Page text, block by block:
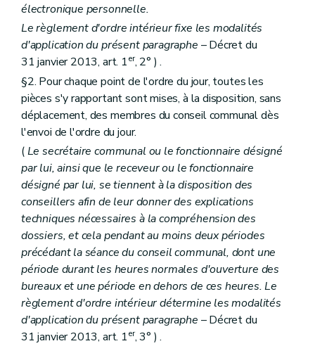
Art. L2112-6
Art. L2112-7
Sous-section 2 Attributions
Art. L2112-8
Section 3 Le collège
Art. L2112-9
Art. L2112-10
Art. L2112-11
Art. L2112-12
Art. L2112-13
Art. L2112-14
Art. L2112-15
Chapitre III Actes des autorités des fédérations et des agglomérations de communes
Art. L2113-1
Art. L2113-2
Art. L2113-3
Titre II Administration des agglomérations et des fédérations de communes
Chapitre premier Le personnel
Art. L2121-1
Art. L2121-2
Art. L2121-3
Chapitre II Administration des biens
Art. L2122-1
Chapitre III Administration de certains services
Art. L2123-1
Art. L2123-2
électronique personnelle.
Le règlement d'ordre intérieur fixe les modalités
d'application du présent paragraphe – Décret du
31 janvier 2013, art. 1er, 2° ) .
§2. Pour chaque point de l'ordre du jour, toutes les
pièces s'y rapportant sont mises, à la disposition, sans
déplacement, des membres du conseil communal dès
l'envoi de l'ordre du jour.
(Le secrétaire communal ou le fonctionnaire désigné
par lui, ainsi que le receveur ou le fonctionnaire
désigné par lui, se tiennent à la disposition des
conseillers afin de leur donner des explications
techniques nécessaires à la compréhension des
dossiers, et cela pendant au moins deux périodes
précédant la séance du conseil communal, dont une
période durant les heures normales d'ouverture des
bureaux et une période en dehors de ces heures. Le
règlement d'ordre intérieur détermine les modalités
d'application du présent paragraphe – Décret du
31 janvier 2013, art. 1er, 3° ) .